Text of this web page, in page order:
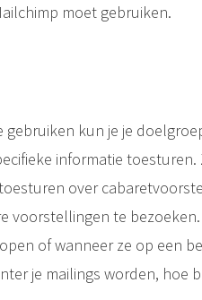
moet gebruiken.
kun je je
informatie toesturen.
over
voorstellingen te bezoeken.
of wanneer ze op een
je mailings worden, hoe